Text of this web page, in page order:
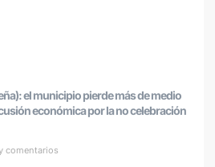
el municipio pierde más de medio
económica por la no celebración
comentarios